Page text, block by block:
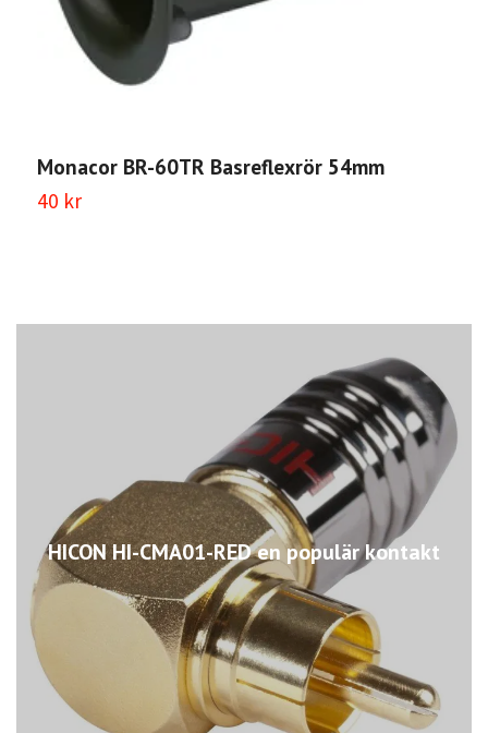
HICON HI-CMA01-RED en populär kontakt
Monacor BR-60TR Basreflexrör 54mm
40 kr